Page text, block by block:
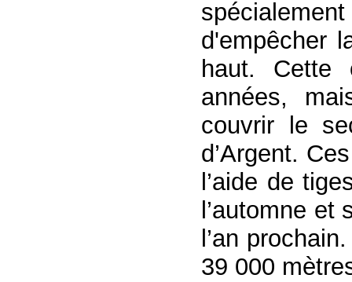
d'empêcher
haut. Cette
années,
couvrir le
d’Argent.
l’aide de
l’automne
l’an
39 000